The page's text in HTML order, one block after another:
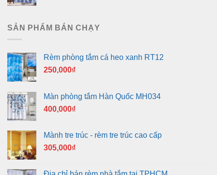
400,000₫.
SẢN PHẨM BÁN CHẠY
Rèm phòng tắm cá heo xanh RT12
250,000₫
Màn phòng tắm Hàn Quốc MH034
400,000₫
Mành tre trúc - rèm tre trúc cao cấp
305,000₫